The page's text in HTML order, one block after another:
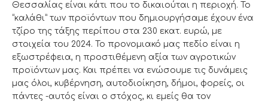
Θεσσαλίας είναι κάτι που το δικαιούται η περιοχή. Το
“καλάθι” των προϊόντων που δημιουργήσαμε έχουν ένα
τζίρο της τάξης περίπου στα 230 εκατ. ευρώ, με
στοιχεία του 2024. Το προνομιακό μας πεδίο είναι η
εξωστρέφεια, η προστιθέμενη αξία των αγροτικών
προϊόντων μας. Και πρέπει να ενώσουμε τις δυνάμεις
μας όλοι, κυβέρνηση, αυτοδιοίκηση, δήμοι, φορείς, οι
πάντες -αυτός είναι ο στόχος, κι εμείς θα τον